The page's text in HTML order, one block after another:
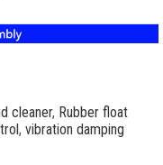
cleaner, Rubber float
, vibration damping